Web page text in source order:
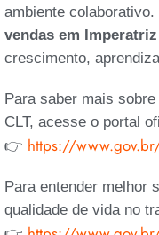
ambiente
vendas em
crescimento,
Para saber mais
CLT, acesse o portal
👉 https://
Para entender melhor
qualidade de vida no